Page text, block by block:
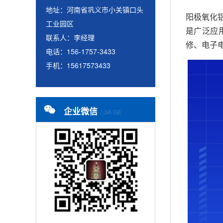
地址：河南省巩义市小关镇口头
工业园区
联系人：李经理
电话：156-1757-3433
手机：15617573433
企业微信 / JIA GE
阳极氧化
是广泛应
修、电子